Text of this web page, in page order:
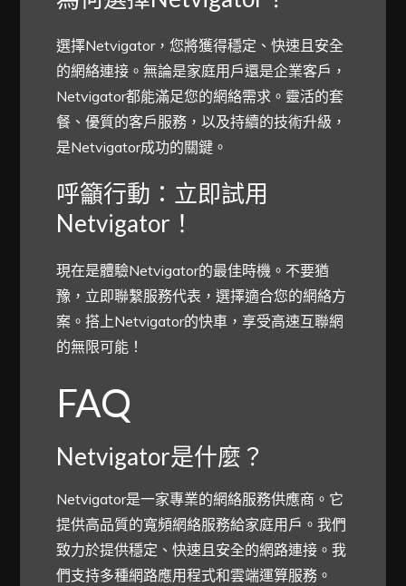
選擇Netvigator，您將獲得穩定、快速且安全
的網絡連接。無論是家庭用戶還是企業客戶，
Netvigator都能滿足您的網絡需求。靈活的套
餐、優質的客戶服務，以及持續的技術升級，
是Netvigator成功的關鍵。
呼籲行動：立即試用
Netvigator！
現在是體驗Netvigator的最佳時機。不要猶
豫，立即聯繫服務代表，選擇適合您的網絡方
案。搭上Netvigator的快車，享受高速互聯網
的無限可能！
FAQ
Netvigator是什麼？
Netvigator是一家專業的網絡服務供應商。它
提供高品質的寬頻網絡服務給家庭用戶。我們
致力於提供穩定、快速且安全的網路連接。我
們支持多種網路應用程式和雲端運算服務。